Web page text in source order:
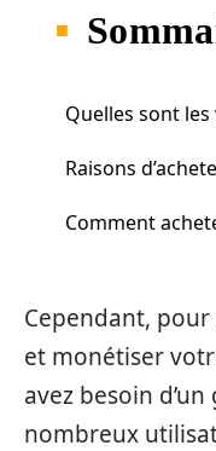
Quelles sont les
Raisons
Comment
Cependant,
et monétiser
avez besoin
nombreux